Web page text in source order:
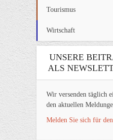
Tourismus
Wirtschaft
UNSERE
ALS
Wir versenden täglich
den aktuellen
Melden Sie sich für